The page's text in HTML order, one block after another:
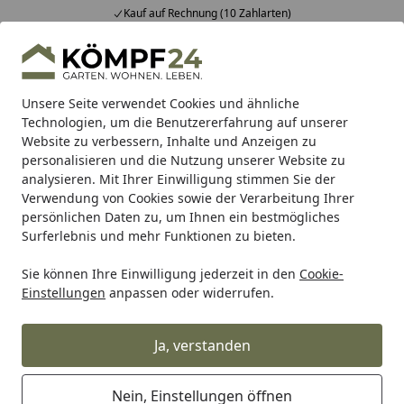
Unsere Seite verwendet Cookies und ähnliche
Technologien, um die Benutzererfahrung auf unserer
Website zu verbessern, Inhalte und Anzeigen zu
personalisieren und die Nutzung unserer Website zu
analysieren. Mit Ihrer Einwilligung stimmen Sie der
Verwendung von Cookies sowie der Verarbeitung Ihrer
persönlichen Daten zu, um Ihnen ein bestmögliches
Surferlebnis und mehr Funktionen zu bieten.
Sie können Ihre Einwilligung jederzeit in den Cookie-
Einstellungen anpassen oder widerrufen.
Ja, verstanden
Nein, Einstellungen öffnen
Kauf auf Rechnung (10 Zahlarten)
Alle Produkte
Mein Konto
Suchen
Startseite
Zaun Doppelstabmatten Zäune Doppelstabmatten
dz Flügeltor VARIO plus S Einzeltor
(1 Bewertung)